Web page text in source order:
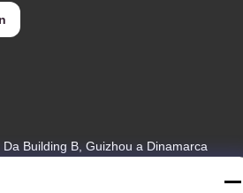
Building B, Guizhou a Dinamarca
Foshan, Guangdong, China